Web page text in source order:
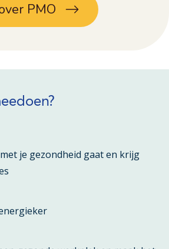
PMO
je gezondheid gaat en krijg